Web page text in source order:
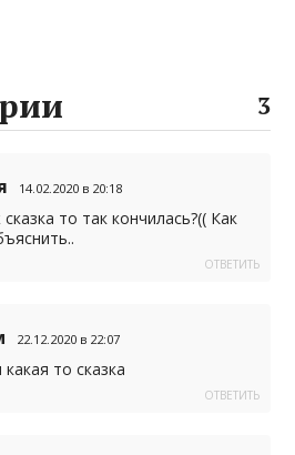
3
14.02.2020 в 20:18
то так кончилась?(( Как
ОТВЕТИТЬ
22.12.2020 в 22:07
какая то сказка
ОТВЕТИТЬ